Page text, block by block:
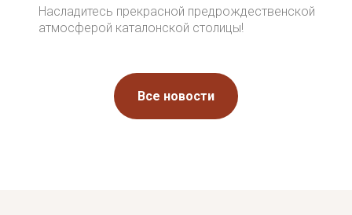
Насладитесь прекрасной предрождественской
атмосферой каталонской столицы!
Все новости